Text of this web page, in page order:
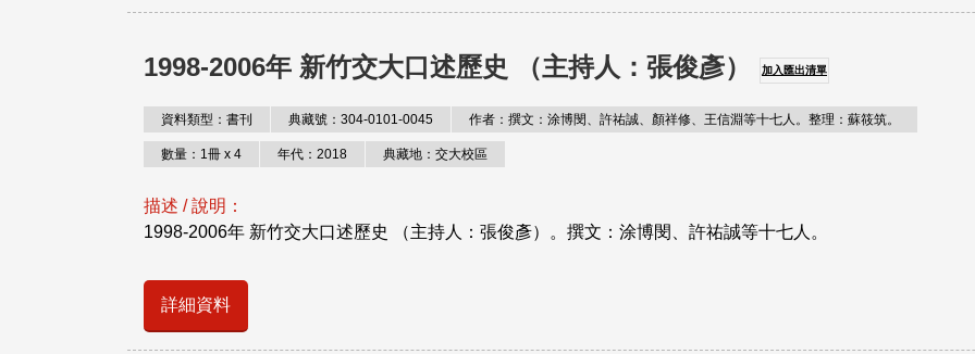
1998-2006年 新竹交大口述歷史 （主持人：張俊彥） 加入匯出清單
資料類型：書刊 典藏號：304-0101-0045 作者：撰文：涂博閔、許祐誠、顏祥修、王信淵等十七人。整理：蘇筱筑。
數量：1冊 x 4 年代：2018 典藏地：交大校區
描述 / 說明：
1998-2006年 新竹交大口述歷史 （主持人：張俊彥）。撰文：涂博閔、許祐誠等十七人。
詳細資料